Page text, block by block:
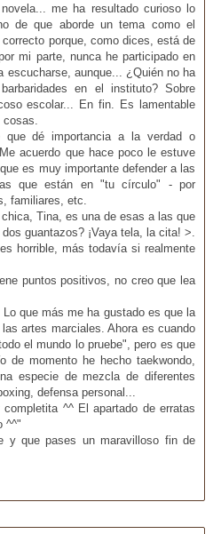
me ha resultado curioso lo
de que aborde un tema como el
porque, como dices, está de
mi parte, nunca he participado en
escucharse, aunque... ¿Quién no ha
en el instituto? Sobre
escolar... En fin. Es lamentable
que dé importancia a la verdad o
acuerdo que hace poco le estuve
es muy importante defender a las
que están en "tu círculo" - por
familiares, etc.
Tina, es una de esas a las que
guantazos? ¡Vaya tela, la cita! >.
horrible, más todavía si realmente
puntos positivos, no creo que lea
Lo que más me ha gustado es que la
artes marciales. Ahora es cuando
el mundo lo pruebe", pero es que
de momento he hecho taekwondo,
especie de mezcla de diferentes
defensa personal...
^^ El apartado de erratas
^^"
y que pases un maravilloso fin de